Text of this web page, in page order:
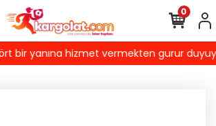
yanına hizmet vermekten gurur
0